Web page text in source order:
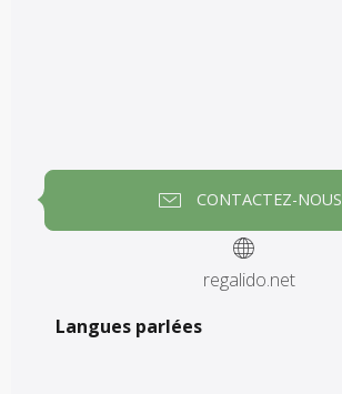
CONTACTEZ-NOUS
regalido.net
Langues parlées
Langues parlées